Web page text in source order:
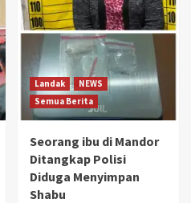
Landak
NEWS
Semua Berita
Seorang ibu di Mandor
Ditangkap Polisi
Diduga Menyimpan
Shabu